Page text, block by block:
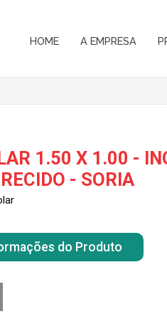
HOME A EMPRESA
1.50 X 1.00 -
- SORIA
do Produto